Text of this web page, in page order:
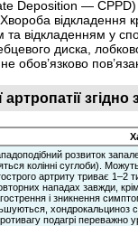
Deposition — CPPD)
у
диска,
обов’язково
розвиток
колінні суглоби).
артриту триває 1–2
нападах завжди,
і зникнення
подагрі переважно